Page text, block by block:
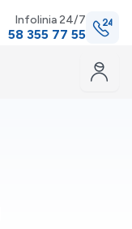
Infolinia 24/7
58 355 77 55